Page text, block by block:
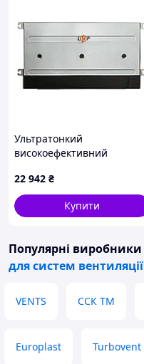
Ультратонкий
високоефективний
канальний канальний
фанкойл LP FP - 68
22 942 ₴
Купити
Популярні виробники
для систем вентиляції
VENTS ССК ТМ
Europlast Turbovent